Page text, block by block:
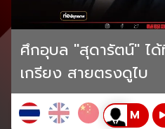
ศึกอุบล "สุดารัตน์" ไ
เกรียง สายตรงดูไบ